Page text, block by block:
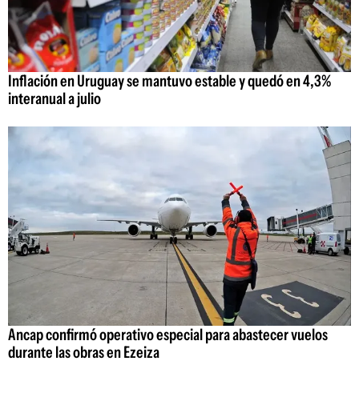
Inflación en Uruguay se mantuvo estable y quedó en 4,3%
interanual a julio
Ancap confirmó operativo especial para abastecer vuelos
durante las obras en Ezeiza